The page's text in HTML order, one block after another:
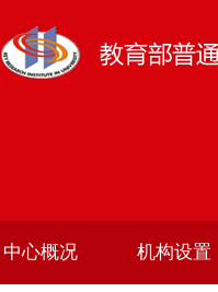
中心概况 机构设置